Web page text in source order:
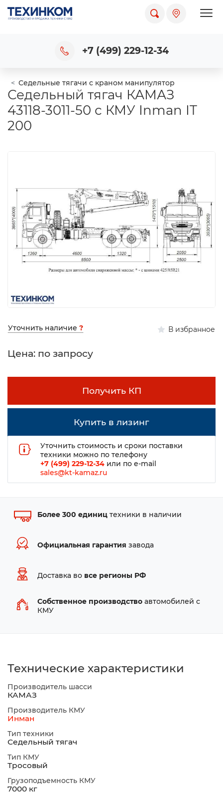
+7 (499) 229-12-34
Седельные тягачи с краном манипулятор
Седельный тягач КАМАЗ
43118-3011-50 с КМУ Inman IT
200
Уточнить наличие ? В избранное
Цена: по запросу
Получить КП
Купить в лизинг
Уточнить стоимость и сроки поставки
техники можно по телефону
+7 (499) 229-12-34 или по e-mail
sales@kt-kamaz.ru
Более 300 единиц техники в наличии
Официальная гарантия завода
Доставка во все регионы РФ
Собственное производство автомобилей с
КМУ
Технические характеристики
Производитель шасси
КАМАЗ
Производитель КМУ
Инман
Тип техники
Седельный тягач
Тип КМУ
Тросовый
Грузоподъемность КМУ
7000 кг